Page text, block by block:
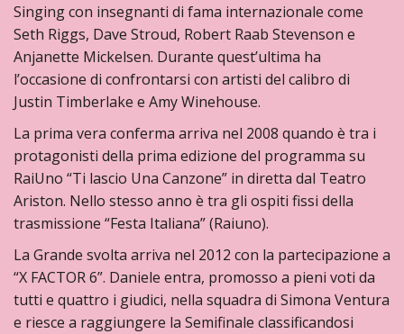
Singing con insegnanti di fama internazionale come
Seth Riggs, Dave Stroud, Robert Raab Stevenson e
Anjanette Mickelsen. Durante quest’ultima ha
l’occasione di confrontarsi con artisti del calibro di
Justin Timberlake e Amy Winehouse.
La prima vera conferma arriva nel 2008 quando è tra i
protagonisti della prima edizione del programma su
RaiUno “Ti lascio Una Canzone” in diretta dal Teatro
Ariston. Nello stesso anno è tra gli ospiti fissi della
trasmissione “Festa Italiana” (Raiuno).
La Grande svolta arriva nel 2012 con la partecipazione a
“X FACTOR 6”. Daniele entra, promosso a pieni voti da
tutti e quattro i giudici, nella squadra di Simona Ventura
e riesce a raggiungere la Semifinale classificandosi